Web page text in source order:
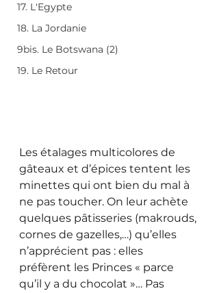
17. L'Egypte
18. La Jordanie
9bis. Le Botswana (2)
19. Le Retour
Les étalages multicolores de
gâteaux et d’épices tentent les
minettes qui ont bien du mal à
ne pas toucher. On leur achète
quelques pâtisseries (makrouds,
cornes de gazelles,…) qu’elles
n’apprécient pas : elles
préfèrent les Princes « parce
qu’il y a du chocolat »… Pas